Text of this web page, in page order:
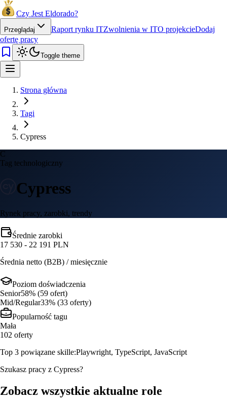
Czy Jest Eldorado?
Przeglądaj Raport rynku ITZwolnienia w ITO projekcieDodaj
ofertę pracy
Toggle theme
Strona główna
Tagi
Cypress
C
Tag technologiczny
Cypress
Rynek pracy, zarobki, trendy
Średnie zarobki
17 530 - 22 191 PLN
Średnia netto (B2B) / miesięcznie
Poziom doświadczenia
Senior58% (59 ofert)
Mid/Regular33% (33 oferty)
Popularność tagu
Mała
102 oferty
Top 3 powiązane skille:Playwright, TypeScript, JavaScript
Szukasz pracy z Cypress?
Zobacz wszystkie aktualne role